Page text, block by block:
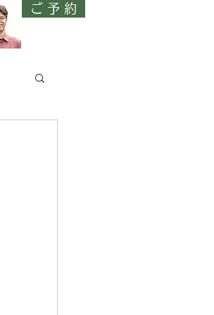
ご 予 約